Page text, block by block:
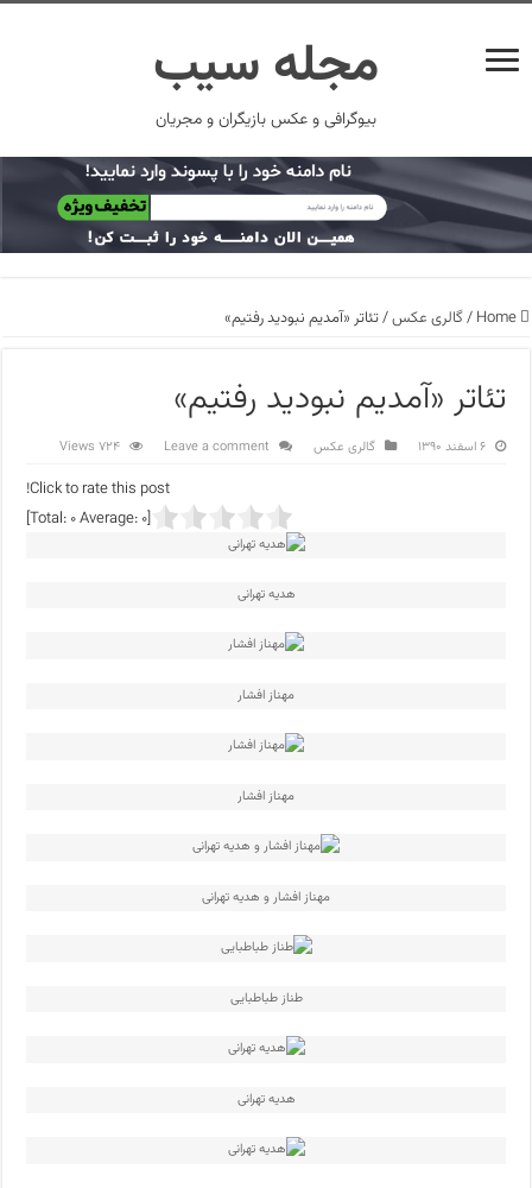
مجله سیب
بیوگرافی و عکس بازیگران و مجریان
Home
/گالری عکس/تئاتر «آمدیم نبودید رفتیم»
تئاتر «آمدیم نبودید رفتیم»
۶ اسفند ۱۳۹۰ گالری عکس Leave a comment
724 Views
Click to rate this post!
[Total:
0Average: 0
]
هدیه تهرانی
مهناز افشار
مهناز افشار
مهناز افشار و هدیه تهرانی
طناز طباطبایی
هدیه تهرانی